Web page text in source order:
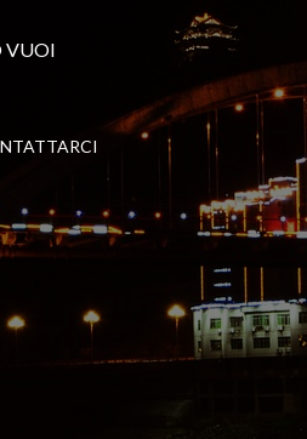
VUOI